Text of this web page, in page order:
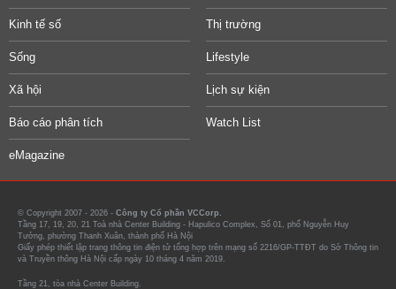
Kinh tế số Thị trường
Sống Lifestyle
Xã hội Lịch sự kiện
Báo cáo phân tích Watch List
eMagazine
© Copyright 2007 - 2026 - Công ty Cổ phần VCCorp.
Tầng 17, 19, 20, 21 Toà nhà Center Building - Hapulico Complex, Số 01, phố Nguyễn Huy
Tưởng, phường Thanh Xuân, thành phố Hà Nội
Giấy phép thiết lập trang thông tin điện tử tổng hợp trên mạng số 2216/GP-TTĐT do Sở Thông tin
và Truyền thông Hà Nội cấp ngày 10 tháng 4 năm 2019.
Tầng 21, tòa nhà Center Building.